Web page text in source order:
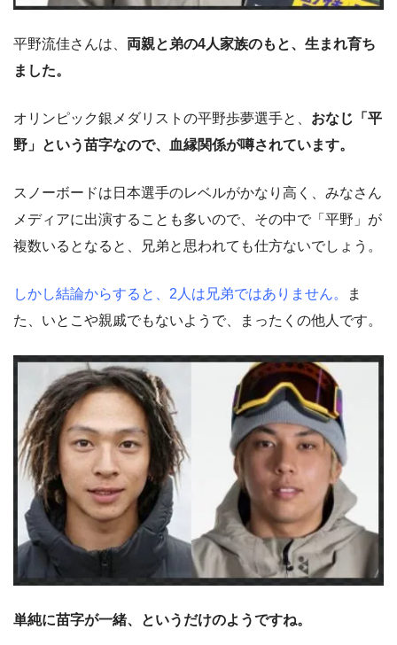
平野流佳さんは、 両親と弟の4人家族のもと、生まれ育ち
ました。
オリンピック銀メダリストの平野歩夢選手と、 おなじ「平
野」という苗字なので、血縁関係が噂されています。
スノーボードは日本選手のレベルがかなり高く、みなさん
メディアに出演することも多いので、その中で「平野」が
複数いるとなると、兄弟と思われても仕方ないでしょう。
しかし結論からすると、2人は兄弟ではありません。
ま
た、いとこや親戚でもないようで、まったくの他人です。
単純に苗字が一緒、というだけのようですね。